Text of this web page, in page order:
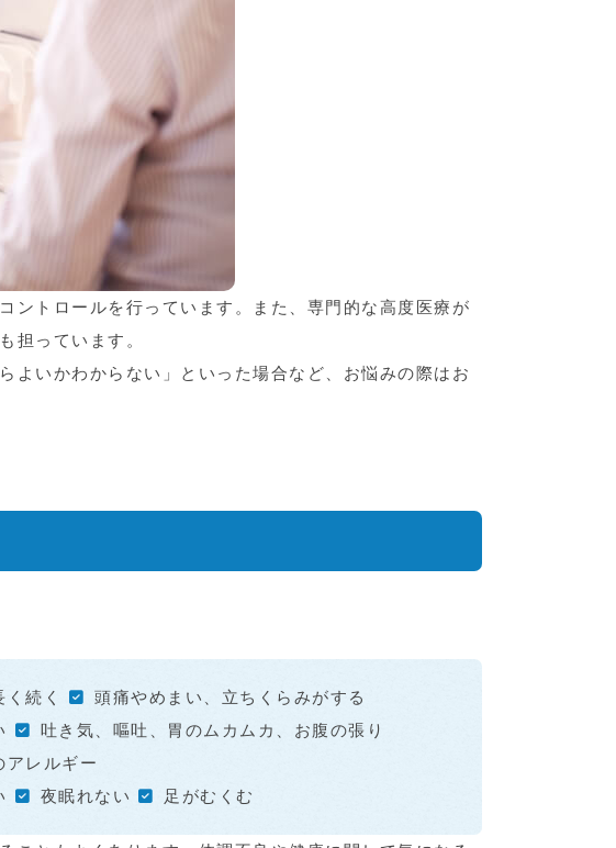
ントロールを行っています。また、専門的な高度医療が
担っています。
よいかわからない」といった場合など、お悩みの際はお
続く
頭痛やめまい、立ちくらみがする
吐き気、嘔吐、胃のムカムカ、お腹の張り
アレルギー
夜眠れない 足がむくむ